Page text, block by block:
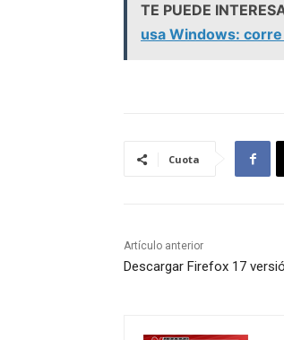
TE PUEDE
usa Windows:
Cuota
Artículo anterior
Descargar Firefox 17